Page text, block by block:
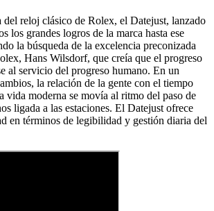
del reloj clásico de Rolex, el Datejust, lanzado
los grandes logros de la marca hasta ese
la búsqueda de la excelencia preconizada
Hans Wilsdorf, que creía que el progreso
al servicio del progreso humano. En un
la relación de la gente con el tiempo
vida moderna se movía al ritmo del paso de
ligada a las estaciones. El Datejust ofrece
en términos de legibilidad y gestión diaria del